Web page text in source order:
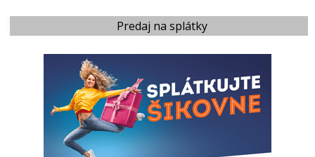
Predaj na splátky